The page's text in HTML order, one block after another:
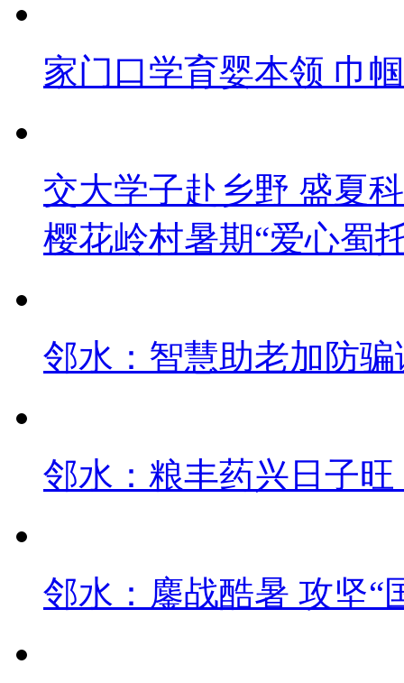
家门口学育婴本领 巾
交大学子赴乡野 盛夏
樱花岭村暑期“爱心蜀
邻水：智慧助老加防
邻水：粮丰药兴日子
邻水：鏖战酷暑 攻坚“